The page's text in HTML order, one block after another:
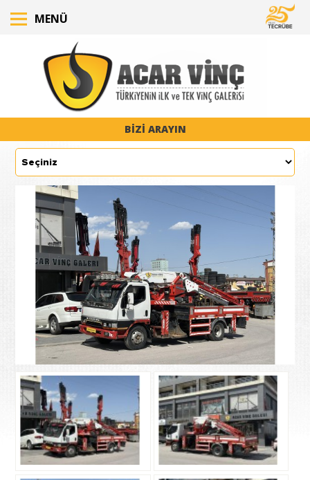
MENÜ
BİZİ ARAYIN